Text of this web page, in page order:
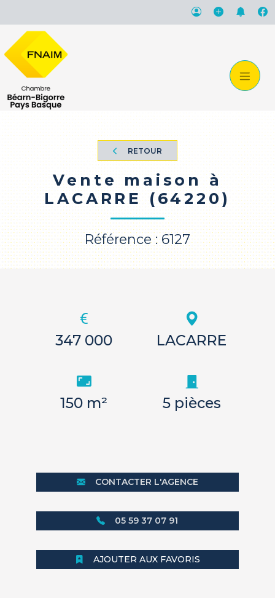
RETOUR
Vente maison à
LACARRE (64220)
Référence : 6127
347 000 LACARRE
150 m² 5 pièces
CONTACTER L'AGENCE
05 59 37 07 91
AJOUTER AUX FAVORIS